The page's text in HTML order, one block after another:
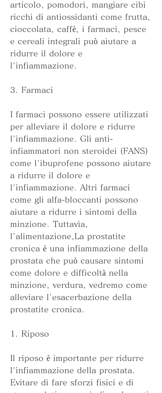
articolo, pomodori, mangiare cibi
ricchi di antiossidanti come frutta,
cioccolata, caffè, i farmaci, pesce
e cereali integrali può aiutare a
ridurre il dolore e
l'infiammazione.
3. Farmaci
I farmaci possono essere utilizzati
per alleviare il dolore e ridurre
l'infiammazione. Gli anti-
infiammatori non steroidei (FANS)
come l'ibuprofene possono aiutare
a ridurre il dolore e
l'infiammazione. Altri farmaci
come gli alfa-bloccanti possono
aiutare a ridurre i sintomi della
minzione. Tuttavia,
l'alimentazione,La prostatite
cronica è una infiammazione della
prostata che può causare sintomi
come dolore e difficoltà nella
minzione, verdura, vedremo come
alleviare l'esacerbazione della
prostatite cronica.
1. Riposo
Il riposo è importante per ridurre
l'infiammazione della prostata.
Evitare di fare sforzi fisici e di